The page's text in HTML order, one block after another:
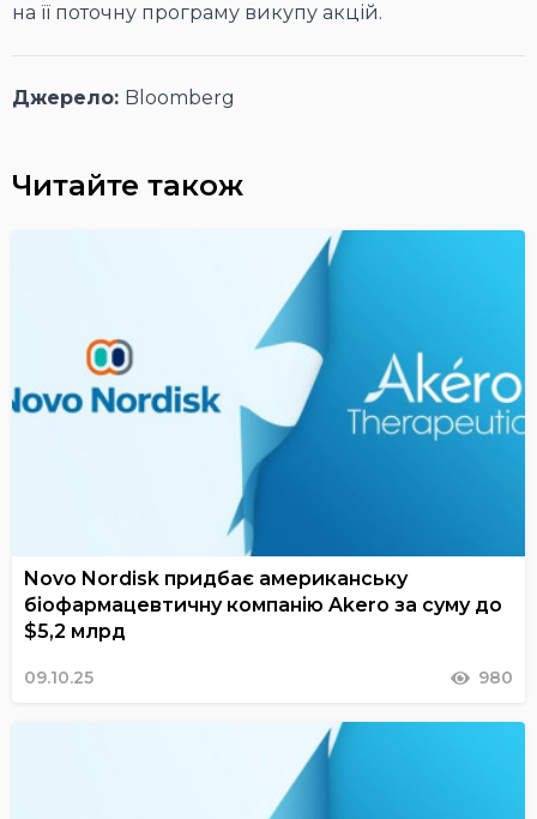
на її поточну програму викупу акцій.
Джерело: Bloomberg
Читайте також
Novo Nordisk придбає американську
біофармацевтичну компанію Akero за суму до
$5,2 млрд
09.10.25 980